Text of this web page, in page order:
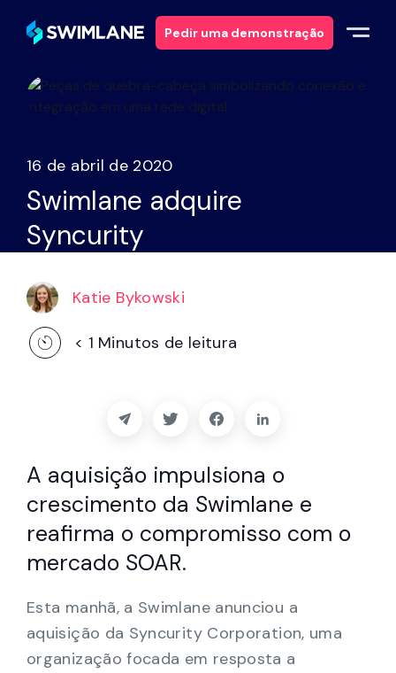
Pedir uma demonstração
Porquê a Swimlane
Soluções
Produtos
Serviços
Recursos
Sobre
Blogue
Apoio
Português
16 de abril de 2020
Swimlane adquire
Syncurity
Katie Bykowski
< 1 Minutos de leitura
A aquisição impulsiona o
crescimento da Swimlane e
reafirma o compromisso com o
mercado SOAR.
Esta manhã, a Swimlane anunciou a
aquisição da Syncurity Corporation, uma
organização focada em resposta a